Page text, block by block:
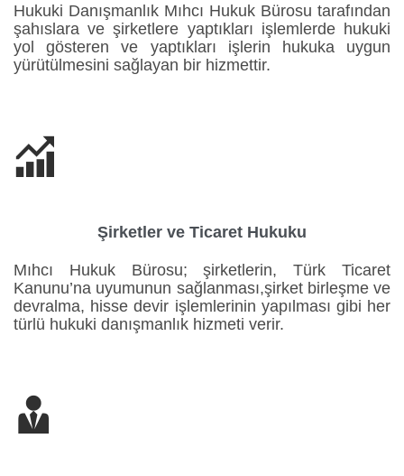
Hukuki Danışmanlık Mıhcı Hukuk Bürosu tarafından
şahıslara ve şirketlere yaptıkları işlemlerde hukuki
yol gösteren ve yaptıkları işlerin hukuka uygun
yürütülmesini sağlayan bir hizmettir.

Şirketler ve Ticaret Hukuku
Mıhcı Hukuk Bürosu; şirketlerin, Türk Ticaret
Kanunu’na uyumunun sağlanması,şirket birleşme ve
devralma, hisse devir işlemlerinin yapılması gibi her
türlü hukuki danışmanlık hizmeti verir.
